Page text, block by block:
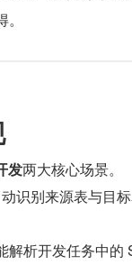
发两大核心场景。
识别来源表与目标
析开发任务中的